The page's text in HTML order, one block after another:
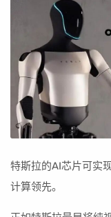
特斯拉的AI芯片可实
计算领先。